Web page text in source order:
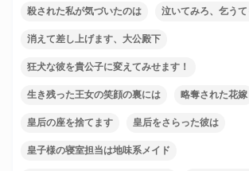
殺された私が気づいたのは 泣いてみろ、乞う
消えて差し上げます、大公殿下
狂犬な彼を貴公子に変えてみせます！
生き残った王女の笑顔の裏には 略奪された花嫁
皇后の座を捨てます 皇后をさらった彼は
皇子様の寝室担当は地味系メイド